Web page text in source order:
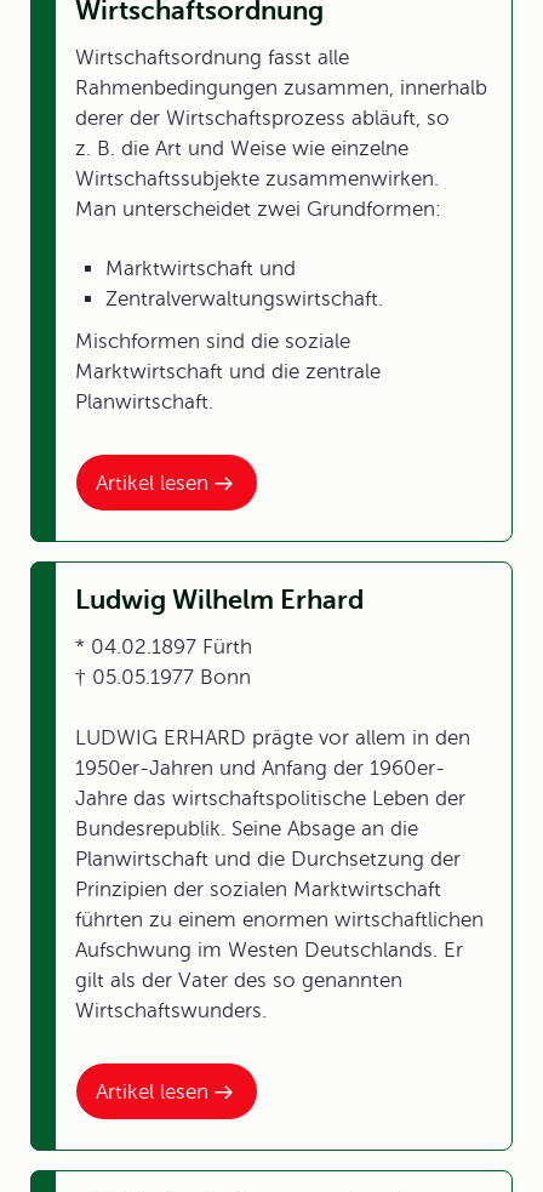
Artikel lesen
Wirtschaftsordnung
Wirtschaftsordnung fasst alle
Rahmenbedingungen zusammen, innerhalb
derer der Wirtschaftsprozess abläuft, so
z. B. die Art und Weise wie einzelne
Wirtschaftssubjekte zusammenwirken.
Man unterscheidet zwei Grundformen:
Marktwirtschaft und
Zentralverwaltungswirtschaft.
Mischformen sind die soziale
Marktwirtschaft und die zentrale
Planwirtschaft.
Artikel lesen
Ludwig Wilhelm Erhard
* 04.02.1897 Fürth
† 05.05.1977 Bonn
LUDWIG ERHARD prägte vor allem in den
1950er-Jahren und Anfang der 1960er-
Jahre das wirtschaftspolitische Leben der
Bundesrepublik. Seine Absage an die
Planwirtschaft und die Durchsetzung der
Prinzipien der sozialen Marktwirtschaft
führten zu einem enormen wirtschaftlichen
Aufschwung im Westen Deutschlands. Er
gilt als der Vater des so genannten
Wirtschaftswunders.